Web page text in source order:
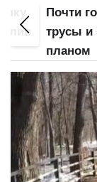
Почти
трусы и
планом